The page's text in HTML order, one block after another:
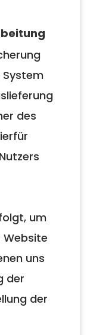
des
um
Website
uns
der
der